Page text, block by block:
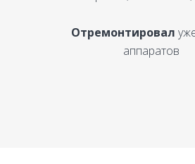
Отремонтировал
аппаратов